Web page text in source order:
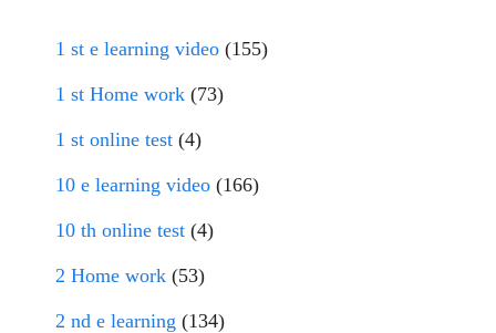
1 st e learning video (155)
1 st Home work (73)
1 st online test (4)
10 e learning video (166)
10 th online test (4)
2 Home work (53)
2 nd e learning (134)